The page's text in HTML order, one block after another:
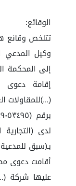
الوقائع:
تتلخص وقائع
وكيل المدعي
إلى المحكمة
إقامة
(...)للمقاولات
لدى
بـ(سبق
أقامت دعوى
عليها شركة